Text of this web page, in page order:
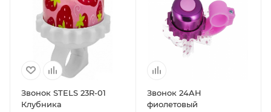
Звонок STELS 23R-01
Клубника
Звонок 24AH
фиолетовый